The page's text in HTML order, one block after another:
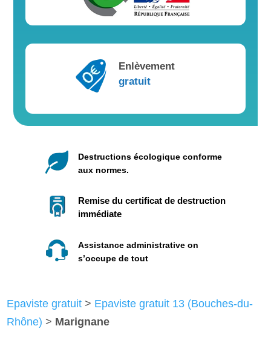
Enlèvement
gratuit
Destructions écologique conforme
aux normes.
Remise du certificat de destruction
immédiate
Assistance administrative on
s’occupe de tout
Epaviste gratuit > Epaviste gratuit 13 (Bouches-du-
Rhône) > Marignane